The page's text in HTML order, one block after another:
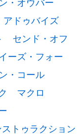
アドゥバイズ
センド・オフ
ーズ・フォー
・コール
マクロ
トゥラクション